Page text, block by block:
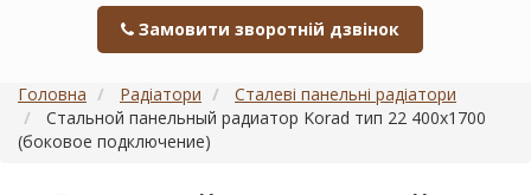
Замовити зворотній дзвінок
Головна Радіатори
Сталеві панельні радіатори
Стальной панельный радиатор Korad тип 22 400х1700
(боковое подключение)